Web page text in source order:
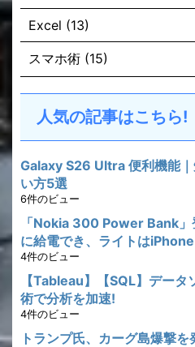
Excel (13)
スマホ術 (15)
人気の記事はこちら!
Galaxy S26 Ultra 便利機能
い方5選
6件のビュー
「Nokia 300 Power Bank
に給電でき、ライトは
4件のビュー
【Tableau】【SQL】データ
術で分析を加速!
4件のビュー
トランプ氏、カーグ島爆撃を